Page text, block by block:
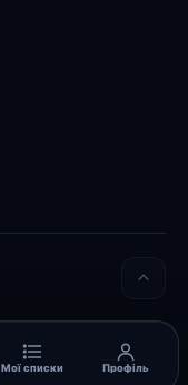
Мої списки Профіль